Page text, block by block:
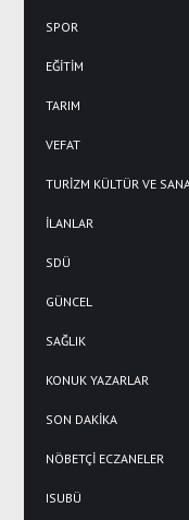
SPOR
EĞİTİM
TARIM
VEFAT
TURİZM KÜLTÜR VE
İLANLAR
SDÜ
GÜNCEL
SAĞLIK
KONUK YAZARLAR
SON DAKİKA
NÖBETÇİ ECZANELER
ISUBÜ